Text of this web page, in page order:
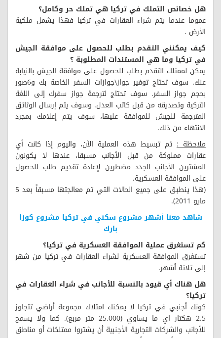
هل خصائص التملك في تركيا هي تملك حر وكامل؟
عموما عندما يتم شراء العقارات في تركيا فهذا يشمل ملكية
الأرض .
كيف يمكنني التقدم بطلب للحصول على موافقة الجيش
في تركيا وما هي المستندات المطلوبة ؟
يمكن لممثلك التقدم بطلب للحصول على موافقة الجيش بالنيابة
عنك. سوف تحتاج توفير جواز\جوازات السفر الخاصة بك و6صور
بحجم جواز السفر. سوف تحتاج لترجمة جواز سفرك إلى اللغة
التركية وتصديقه من قبل كاتب العدل. وسوف يتم إرسال الوثائق
المترجمة للجيش للموافقة عليها، سوف يتم إعلامك بمجرد
الانتهاء من ذلك.
ملاحظة : تم تبسيط هذه العملية الآن، واليوم إذا كانت أي
عقارات مملوكة من قبل الأجانب مسبقا، عندها لا يكونون
المشترين الأجانب الجدد مضطرين لإعادة تقديم طلب للحصول
على الموافقة العسكرية.
(هذا ينطبق على جميع الحالات التي تم معالجتها مسبقاً بعد 5
مايو 2011).
شاهد معنا أشهر مشروع سكني في تركيا مشروع كوزا
بارك
كم تستغرق عملية الموافقة العسكرية في تركيا؟
تستغرق الموافقة العسكرية لشراء العقارات في تركيا من شهر
إلى ثلاثة أشهر.
هل هناك أي قيود بالنسبة للأجانب في شراء العقارات في
تركيا؟
كونك أجنبي في تركيا لا يمكنك امتلاك مجموعة أراضي تتجاوز
2.5 هكتار اي ما يساوي (25.000 متر مربع). كما ولا يسمح
للأجانب والشركات التجارية الأجنبية أن يشتروا ممتلكات أو مناطق